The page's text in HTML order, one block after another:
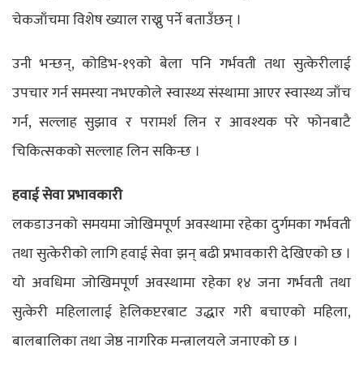
चेकजाँचमा विशेष ख्याल राख्नु पर्ने बताउँछन् ।
उनी भन्छन्, कोडिभ-१९को बेला पनि गर्भवती तथा सुत्केरीलाई
उपचार गर्न समस्या नभएकोले स्वास्थ्य संस्थामा आएर स्वास्थ्य जाँच
गर्न, सल्लाह सुझाव र परामर्श लिन र आवश्यक परे फोनबाटै
चिकित्सकको सल्लाह लिन सकिन्छ ।
हवाई सेवा प्रभावकारी
लकडाउनको समयमा जोखिमपूर्ण अवस्थामा रहेका दुर्गमका गर्भवती
तथा सुत्केरीको लागि हवाई सेवा झन् बढी प्रभावकारी देखिएको छ ।
यो अवधिमा जोखिमपूर्ण अवस्थामा रहेका १४ जना गर्भवती तथा
सुत्केरी महिलालाई हेलिकप्टरबाट उद्धार गरी बचाएको महिला,
बालबालिका तथा जेष्ठ नागरिक मन्त्रालयले जनाएको छ ।